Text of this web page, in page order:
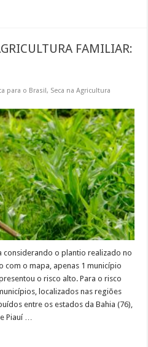
FAMILIAR:
para o Brasil, Seca na Agricultura
considerando o plantio realizado no
com o mapa, apenas 1 município
o risco alto. Para o risco
localizados nas regiões
entre os estados da Bahia (76),
Piauí …